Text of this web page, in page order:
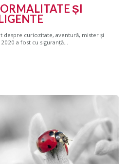
ȘI
despre curiozitate, aventură, mister și
a fost cu siguranță...